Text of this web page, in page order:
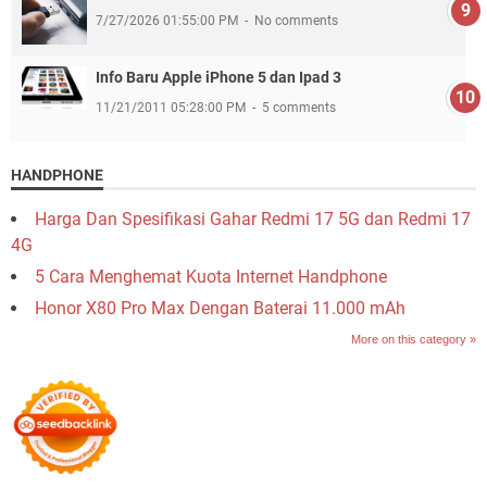
7/27/2026 01:55:00 PM No comments
Info Baru Apple iPhone 5 dan Ipad 3
11/21/2011 05:28:00 PM 5 comments
HANDPHONE
Harga Dan Spesifikasi Gahar Redmi 17 5G dan Redmi 17
4G
5 Cara Menghemat Kuota Internet Handphone
Honor X80 Pro Max Dengan Baterai 11.000 mAh
More on this category »